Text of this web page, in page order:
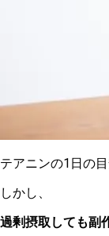
テアニンの1日の
しかし、
過剰摂取しても副